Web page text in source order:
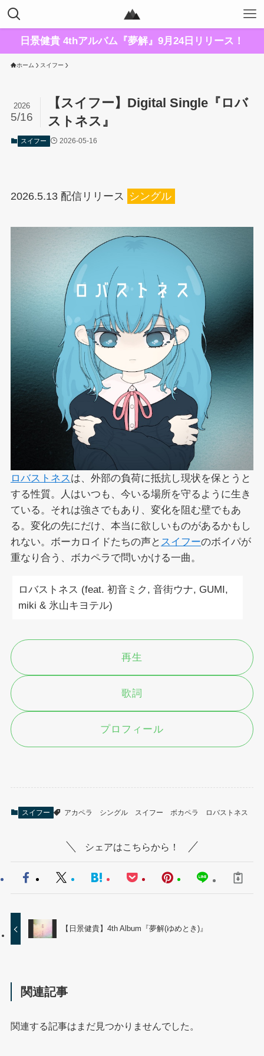
日景健貴 4thアルバム『夢解』9月24日リリース！
ホーム スイフー
【スイフー】Digital Single『ロバ
ストネス』
2026
5/16
スイフー 2026-05-16
2026.5.13 配信リリース シングル
ロバストネス は、外部の負荷に抵抗し現状を保とうと
する性質。人はいつも、今いる場所を守るように生き
ている。それは強さでもあり、変化を阻む壁でもあ
る。変化の先にだけ、本当に欲しいものがあるかもし
れない。ボーカロイドたちの声と スイフーのボイパが
重なり合う、ボカペラで問いかける一曲。
ロバストネス (feat. 初音ミク, 音街ウナ, GUMI,
miki & 氷山キヨテル)
再生
歌詞
プロフィール
スイフー アカペラ シングル スイフー ボカペラ ロバストネス
シェアはこちらから！
【日景健貴】4th Album『夢解(ゆめとき)』
関連記事
関連する記事はまだ見つかりませんでした。